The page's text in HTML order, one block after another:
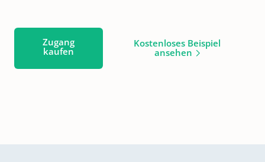
Zugang
kaufen
Kostenloses Beispiel
ansehen